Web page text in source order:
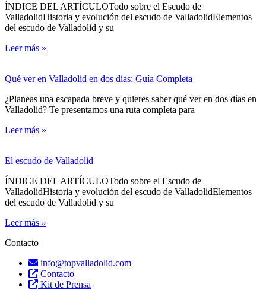
ÍNDICE DEL ARTÍCULOTodo sobre el Escudo de
ValladolidHistoria y evolución del escudo de ValladolidElementos
del escudo de Valladolid y su
Leer más »
Qué ver en Valladolid en dos días: Guía Completa
¿Planeas una escapada breve y quieres saber qué ver en dos días en
Valladolid? Te presentamos una ruta completa para
Leer más »
El escudo de Valladolid
ÍNDICE DEL ARTÍCULOTodo sobre el Escudo de
ValladolidHistoria y evolución del escudo de ValladolidElementos
del escudo de Valladolid y su
Leer más »
Contacto
info@topvalladolid.com
Contacto
Kit de Prensa